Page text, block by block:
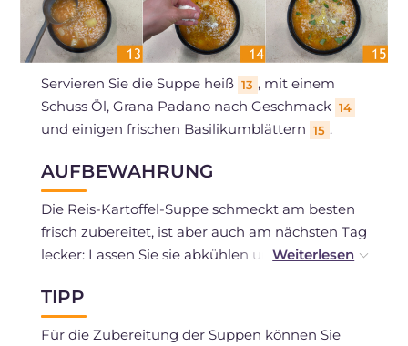
Servieren Sie die Suppe heiß 13 , mit einem
Schuss Öl, Grana Padano nach Geschmack 14
und einigen frischen Basilikumblättern 15 .
AUFBEWAHRUNG
Die Reis-Kartoffel-Suppe schmeckt am besten
frisch zubereitet, ist aber auch am nächsten Tag
lecker: Lassen Sie sie abkühlen und bewahren
aufwärmen. Das Einfrieren wird nicht
empfohlen.
TIPP
Für die Zubereitung der Suppen können Sie